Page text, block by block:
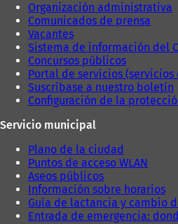
Organización administrativa
Comunicados de prensa
Vacantes
Sistema de información del
Concursos públicos
Portal de servicios (servicios
Suscríbase a nuestro boletín
Configuración de la
Servicio municipal
Plano de la ciudad
Puntos de acceso WLAN
Aseos públicos
Información sobre horarios
Guía de lactancia y cambio
Entrada de emergencia: